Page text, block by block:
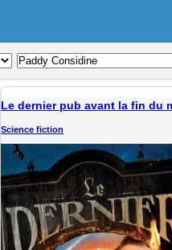
Science fiction